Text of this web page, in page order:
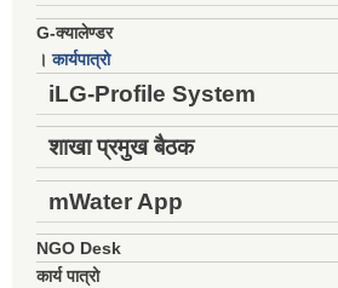
G-क्यालेण्डर
।कार्यपात्रो
iLG-Profile System
शाखा प्रमुख बैठक
mWater App
NGO Desk
कार्य पात्रो